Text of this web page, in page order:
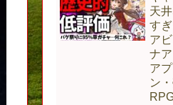
天
す
ア
ナ
ア
ン
RPG